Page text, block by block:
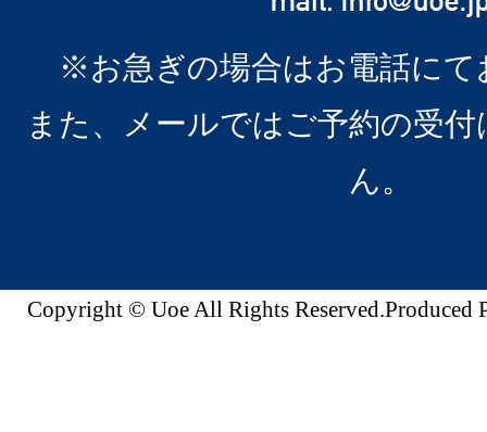
※お急ぎの場合はお電話にて
また、メールではご予約の受
ん。
Copyright © Uoe All Rights Reserved.Produced